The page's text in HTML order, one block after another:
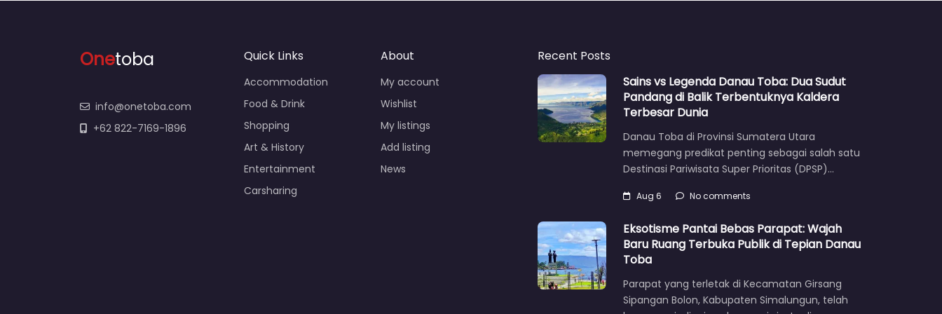
Onetoba
info@onetoba.com
+62 822-7169-1896
Quick Links
Accommodation
Food & Drink
Shopping
Art & History
Entertainment
Carsharing
About
My account
Wishlist
My listings
Add listing
News
Recent Posts
Sains vs Legenda Danau Toba: Dua Sudut
Pandang di Balik Terbentuknya Kaldera
Terbesar Dunia
Danau Toba di Provinsi Sumatera Utara
memegang predikat penting sebagai salah satu
Destinasi Pariwisata Super Prioritas (DPSP)…
Aug 6 No comments
Eksotisme Pantai Bebas Parapat: Wajah
Baru Ruang Terbuka Publik di Tepian Danau
Toba
Parapat yang terletak di Kecamatan Girsang
Sipangan Bolon, Kabupaten Simalungun, telah